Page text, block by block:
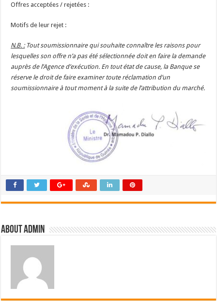
Offres acceptées / rejetées :
Motifs de leur rejet :
N.B. :Tout soumissionnaire qui souhaite connaître les raisons pour
lesquelles son offre n’a pas été sélectionnée doit en faire la demande
auprès de l’Agence d’exécution. En tout état de cause, la Banque se
réserve le droit de faire examiner toute réclamation d’un
soumissionnaire à tout moment à la suite de l’attribution du marché.
About admin